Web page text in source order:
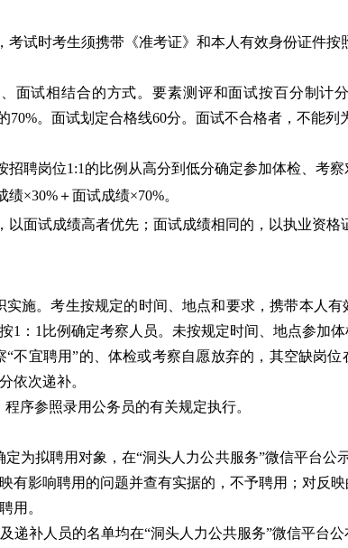
考试时考生须携带《准考证》和本人有效身份证件按
面试相结合的方式。要素测评和面试按百分制计
70%。面试划定合格线60分。面试不合格者，不能列
招聘岗位1:1的比例从高分到低分确定参加体检、考察
×30%＋面试成绩×70%。
以面试成绩高者优先；面试成绩相同的，以执业资格
实施。考生按规定的时间、地点和要求，携带本人
1：1比例确定考察人员。未按规定时间、地点参加体
“不宜聘用”的、体检或考察自愿放弃的，其空缺岗
依次递补。
序参照录用公务员的有关规定执行。
定为拟聘用对象，在“洞头人力公共服务”微信平台公
有影响聘用的问题并查有实据的，不予聘用；对反
用。
递补人员的名单均在“洞头人力公共服务”微信平台公